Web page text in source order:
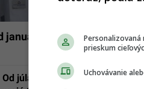
januára 2025 zvýšia.
Od júla nastávajú v dôchodkoch
Personalizovaná
prieskum
Uchovávanie